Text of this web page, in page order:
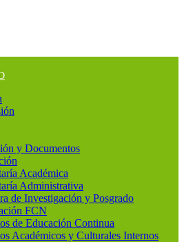
y Documentos
Académica
Administrativa
de Investigación y Posgrado
FCN
de Educación Continua
Académicos y Culturales Internos